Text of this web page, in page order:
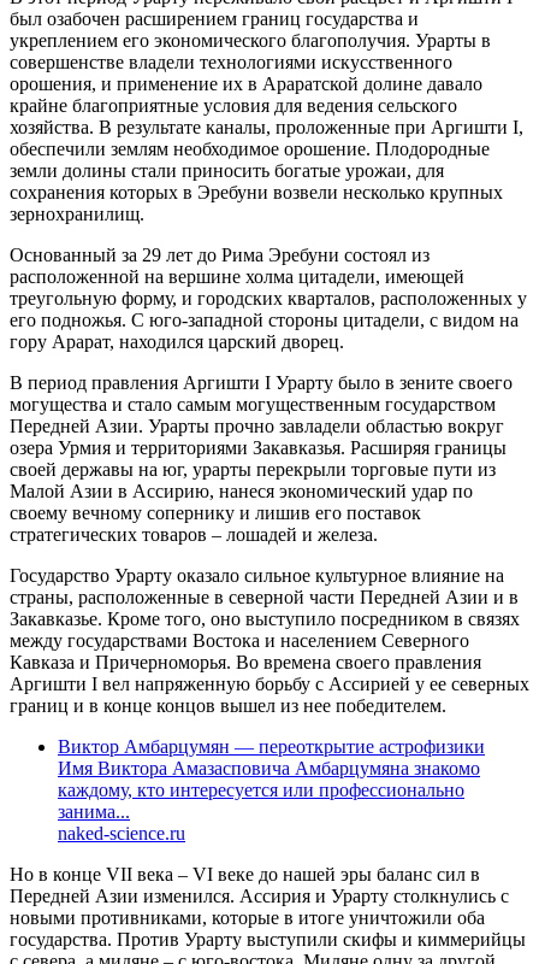
был озабочен расширением границ государства и
укреплением его экономического благополучия. Урарты в
совершенстве владели технологиями искусственного
орошения, и применение их в Араратской долине давало
крайне благоприятные условия для ведения сельского
хозяйства. В результате каналы, проложенные при Аргишти I,
обеспечили землям необходимое орошение. Плодородные
земли долины стали приносить богатые урожаи, для
сохранения которых в Эребуни возвели несколько крупных
зернохранилищ.
Основанный за 29 лет до Рима Эребуни состоял из
расположенной на вершине холма цитадели, имеющей
треугольную форму, и городских кварталов, расположенных у
его подножья. С юго-западной стороны цитадели, с видом на
гору Арарат, находился царский дворец.
В период правления Аргишти I Урарту было в зените своего
могущества и стало самым могущественным государством
Передней Азии. Урарты прочно завладели областью вокруг
озера Урмия и территориями Закавказья. Расширяя границы
своей державы на юг, урарты перекрыли торговые пути из
Малой Азии в Ассирию, нанеся экономический удар по
своему вечному сопернику и лишив его поставок
стратегических товаров – лошадей и железа.
Государство Урарту оказало сильное культурное влияние на
страны, расположенные в северной части Передней Азии и в
Закавказье. Кроме того, оно выступило посредником в связях
между государствами Востока и населением Северного
Кавказа и Причерноморья. Во времена своего правления
Аргишти I вел напряженную борьбу с Ассирией у ее северных
границ и в конце концов вышел из нее победителем.
Виктор Амбарцумян — переоткрытие астрофизики
Имя Виктора Амазасповича Амбарцумяна знакомо
каждому, кто интересуется или профессионально
занима...
naked-science.ru
Но в конце VII века – VI веке до нашей эры баланс сил в
Передней Азии изменился. Ассирия и Урарту столкнулись с
новыми противниками, которые в итоге уничтожили оба
государства. Против Урарту выступили скифы и киммерийцы